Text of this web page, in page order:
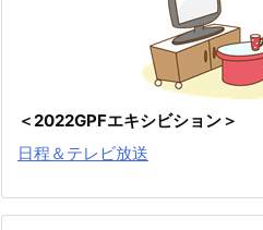
＜2022GPFエキシビション＞
日程＆テレビ放送